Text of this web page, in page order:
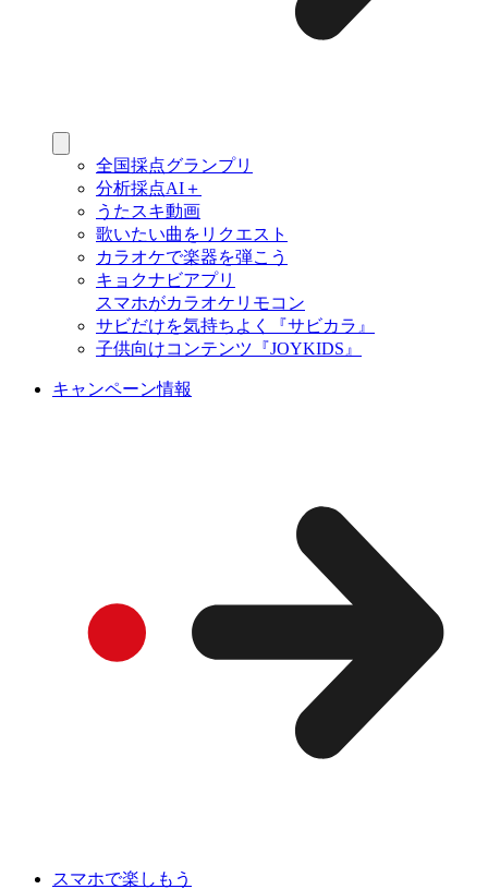
全国採点グランプリ
分析採点AI＋
うたスキ動画
歌いたい曲をリクエスト
カラオケで楽器を弾こう
キョクナビアプリ
スマホがカラオケリモコン
サビだけを気持ちよく『サビカラ』
子供向けコンテンツ『JOYKIDS』
キャンペーン情報
スマホで楽しもう